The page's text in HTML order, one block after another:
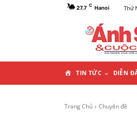
27.7 C Hanoi Thứ
TIN TỨC DIỄN
Trang Chủ Chuyên đề